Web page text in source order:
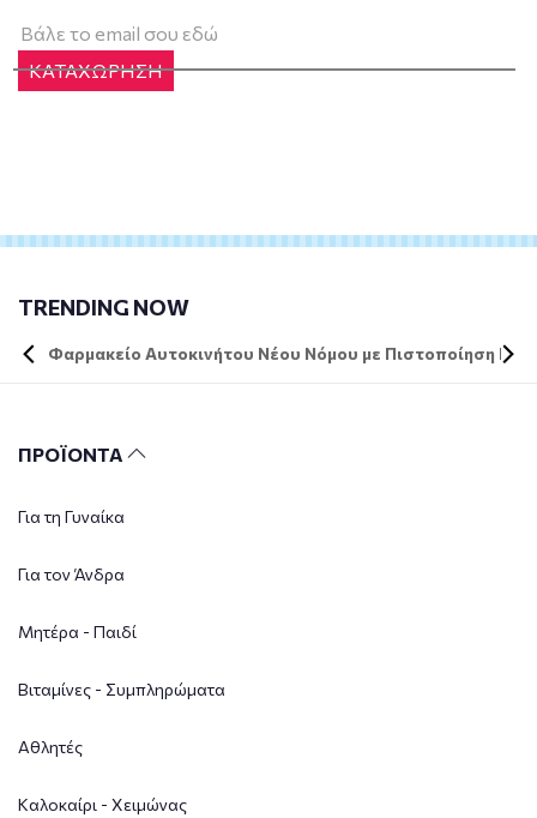
ΚΑΤΑΧΩΡΗΣΗ
TRENDING NOW
Φαρμακείο Αυτοκινήτου Νέου Νόμου με Πιστοποίηση DIN
ΠΡΟΪΟΝΤΑ
Για τη Γυναίκα
Για τον Άνδρα
Μητέρα - Παιδί
Βιταμίνες - Συμπληρώματα
Αθλητές
Καλοκαίρι - Χειμώνας